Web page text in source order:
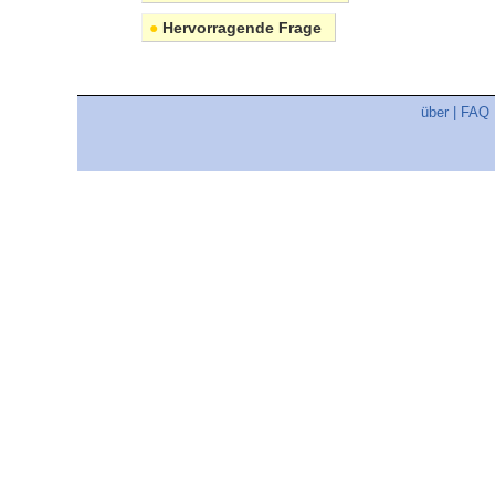
● Hervorragende Frage
über FAQ